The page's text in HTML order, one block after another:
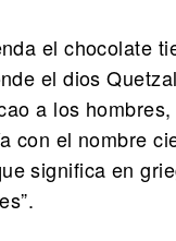
el chocolate
el dios
a los
con el nombre
significa en